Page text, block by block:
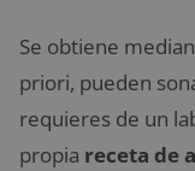
Se obtiene
priori, pueden
requieres de un
propia receta de